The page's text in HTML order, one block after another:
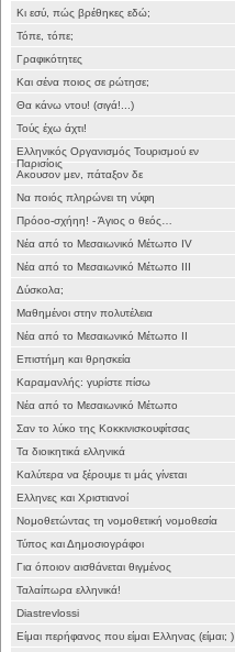
Κι εσύ, πώς βρέθηκες εδώ;
Τόπε, τόπε;
Γραφικότητες
Και σένα ποιος σε ρώτησε;
Θα κάνω ντου! (σιγά!...)
Τούς έχω άχτι!
Ελληνικός Οργανισμός Τουρισμού εν
Παρισίοις
Ακουσον μεν, πάταξον δε
Να ποιός πληρώνει τη νύφη
Πρόοο-σχήηη! - Άγιος ο θεός…
Νέα από το Μεσαιωνικό Μέτωπο IV
Νέα από το Μεσαιωνικό Μέτωπο III
Δύσκολα;
Μαθημένοι στην πολυτέλεια
Νέα από το Μεσαιωνικό Μέτωπο II
Επιστήμη και θρησκεία
Καραμανλής: γυρίστε πίσω
Νέα από το Μεσαιωνικό Μέτωπο
Σαν το λύκο της Κοκκινισκουφίτσας
Τα διοικητικά ελληνικά
Καλύτερα να ξέρουμε τι μάς γίνεται
Ελληνες και Χριστιανοί
Νομοθετώντας τη νομοθετική νομοθεσία
Τύπος και Δημοσιογράφοι
Για όποιον αισθάνεται θιγμένος
Ταλαίπωρα ελληνικά!
Diastrevlossi
Είμαι περήφανος που είμαι Ελληνας (είμαι; )